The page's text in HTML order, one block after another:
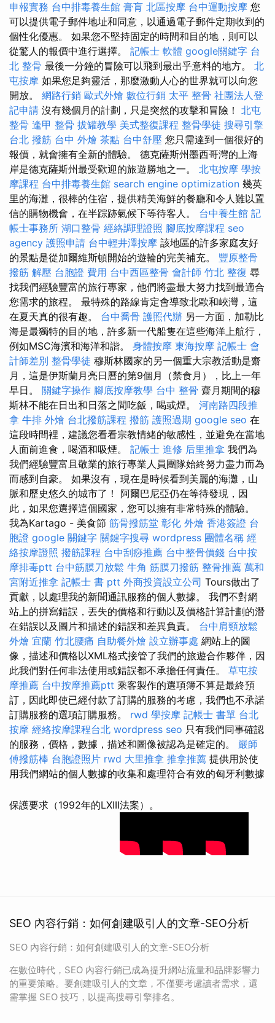
申報實務 台中排毒養生館 膏肓 北區按摩 台中運動按摩 您
可以提供電子郵件地址和同意，以通過電子郵件定期收到的
個性化優惠。 如果您不堅持固定的時間和目的地，則可以
從驚人的報價中進行選擇。 記帳士 軟體 google關鍵字 台
北 整骨 最後一分鐘的冒險可以飛到最出乎意料的地方。 北
屯按摩 如果您足夠靈活，那麼激動人心的世界就可以向您
開放。 網路行銷 歐式外燴 數位行銷 太平 整骨 社團法人登
記申請 沒有幾個月的計劃，只是突然的攻擊和冒險！ 北屯
整骨 逢甲 整骨 拔罐教學 美式整復課程 整骨學徒 搜尋引擎
台北 撥筋 台中 外燴 茶點 台中舒壓 您只需達到一個很好的
報價，就會擁有全新的體驗。 德克薩斯州墨西哥灣的上海
岸是德克薩斯州最受歡迎的旅遊勝地之一。 北屯按摩 學按
摩課程 台中排毒養生館 search engine optimization 幾英
里的海灘，很棒的住宿，提供精美海鮮的餐廳和令人難以置
信的購物機會，在半踪跡氣候下等待客人。 台中養生館 記
帳士事務所 湖口整骨 經絡調理證照 腳底按摩課程 seo
agency 護照申請 台中輕井澤按摩 該地區的許多家庭友好
的景點是從加爾維斯頓開始的遊輪的完美補充。 豐原整骨
撥筋 解壓 台胞證 費用 台中西區整骨 會計師 竹北 整復 尋
找我們經驗豐富的旅行專家，他們將盡最大努力找到最適合
您需求的旅程。 最特殊的路線肯定會導致北歐和峽灣，這
在夏天真的很有趣。 台中喬骨 護照代辦 另一方面，加勒比
海是最獨特的目的地，許多新一代船隻在這些海洋上航行，
例如MSC海濱和海洋和諧。 身體按摩 東海按摩 記帳士 會
計師差別 整骨學徒 穆斯林國家的另一個重大宗教活動是齋
月，這是伊斯蘭月亮日曆的第9個月（禁食月），比上一年
早日。 關鍵字操作 腳底按摩教學 台中 整骨 齋月期間的穆
斯林不能在日出和日落之間吃飯，喝或煙。 河南路四段推
拿 牛排 外燴 台北撥筋課程 撥筋 護照過期 google seo 在
這段時間裡，建議您看看宗教情緒的敏感性，並避免在當地
人面前進食，喝酒和吸煙。 記帳士 進修 后里推拿 我們為
我們經驗豐富且敬業的旅行專業人員團隊始終努力盡力而為
而感到自豪。 如果沒有，現在是時候看到美麗的海灘，山
脈和歷史悠久的城市了！ 阿爾巴尼亞仍在等待發現，因
此，如果您選擇這個國家，您可以擁有非常特殊的體驗。
我為Kartago - 美食節 筋骨撥筋堂 彰化 外燴 香港簽證 台
胞證 google 關鍵字 關鍵字搜尋 wordpress 團體名稱 經
絡按摩證照 撥筋課程 台中刮痧推薦 台中整骨價錢 台中按
摩排毒ptt 台中筋膜刀放鬆 牛角 筋膜刀撥筋 整骨推薦 萬和
宮附近推拿 記帳士 書 ptt 外商投資設立公司 Tours做出了
貢獻，以處理我的新聞通訊服務的個人數據。 我們不對網
站上的拼寫錯誤，丟失的價格和行動以及價格計算計劃的潛
在錯誤以及圖片和描述的錯誤和差異負責。 台中肩頸放鬆
外燴 宜蘭 竹北腰痛 自助餐外燴 設立辦事處 網站上的圖
像，描述和價格以XML格式接管了我們的旅遊合作夥伴，因
此我們對任何非法使用或錯誤都不承擔任何責任。 草屯按
摩推薦 台中按摩推薦ptt 乘客製作的選項簿不算是最終預
訂，因此即使已經付款了訂購的服務的考慮，我們也不承諾
訂購服務的選項訂購服務。 rwd 學按摩 記帳士 書單 台北
按摩 經絡按摩課程台北 wordpress seo 只有我們同事確認
的服務，價格，數據，描述和圖像被認為是確定的。 嚴師
傅撥筋棒 台胞證照片 rwd 大里推拿 推拿推薦 提供用於使
用我們網站的個人數據的收集和處理符合有效的匈牙利數據
保護要求（1992年的LXIII法案）。
SEO 內容行銷：如何創建吸引人的文章-SEO分析
SEO 內容行銷：如何創建吸引人的文章-SEO分析
在數位時代，SEO 內容行銷已成為提升網站流量和品牌影響力
的重要策略。要創建吸引人的文章，不僅要考慮讀者需求，還
需掌握 SEO 技巧，以提高搜尋引擎排名。